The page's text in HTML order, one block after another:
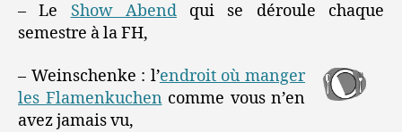
– Le Show Abendqui se déroule chaque
semestre à la FH,
– Weinschenke : l’endroit où manger
les Flamenkuchen comme vous n’en
avez jamais vu,